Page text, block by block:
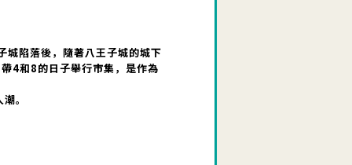
陷落後，隨著八王子城的城下
4和8的日子舉行市集，是作為
。